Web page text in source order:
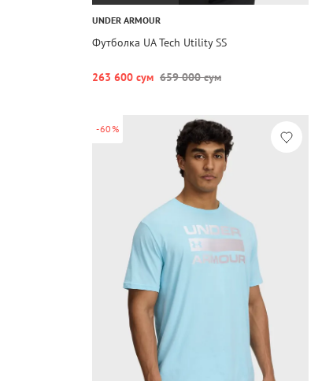
UNDER ARMOUR
Футболка UA Tech Utility SS
263 600 сум 659 000 сум
-60%